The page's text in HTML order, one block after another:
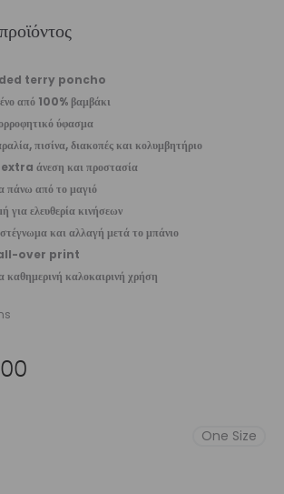
terry poncho
από 100% βαμβάκι
ύφασμα
πισίνα, διακοπές και κολυμβητήριο
άνεση και προστασία
πάνω από το μαγιό
για ελευθερία κινήσεων
και αλλαγή μετά το μπάνιο
over print
καθημερινή καλοκαιρινή χρήση
One Size